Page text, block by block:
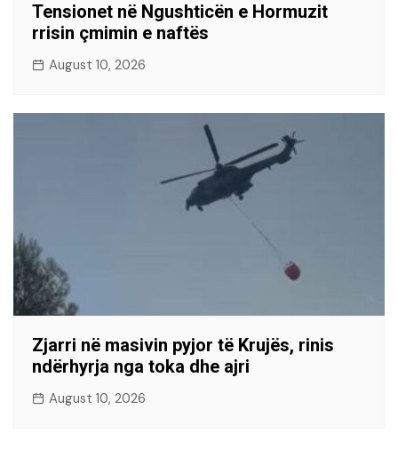
Tensionet në Ngushticën e Hormuzit
rrisin çmimin e naftës
August 10, 2026
Zjarri në masivin pyjor të Krujës, rinis
ndërhyrja nga toka dhe ajri
August 10, 2026